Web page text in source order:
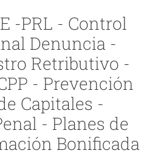
-PRL - Control
Denuncia -
Retributivo -
- Prevención
Capitales -
- Planes de
Bonificada